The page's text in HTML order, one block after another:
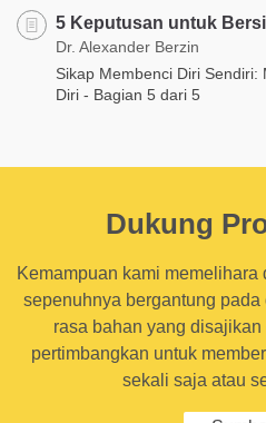
5 Keputusan untuk
Dr. Alexander Berzin
Sikap Membenci Diri
Diri - Bagian 5 dari 5
Dukung
Kemampuan kami
sepenuhnya bergantung
rasa bahan yang
pertimbangkan untuk
sekali saja atau